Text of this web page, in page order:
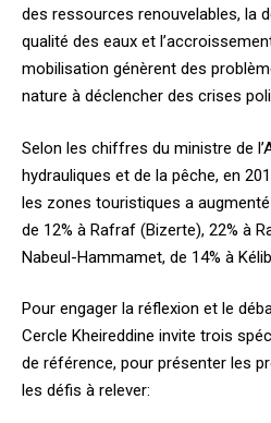
des ressources renouvelables, la
qualité des eaux et
mobilisation génèrent des
nature à déclencher des crises
Selon les chiffres du ministre de
hydrauliques et de la pêche, en
les zones touristiques a
de 12% à Rafraf (Bizerte), 22% à
Nabeul-Hammamet, de 14% à
Pour engager la réflexion et le
Cercle Kheireddine invite trois
de référence, pour présenter les
les défis à relever: